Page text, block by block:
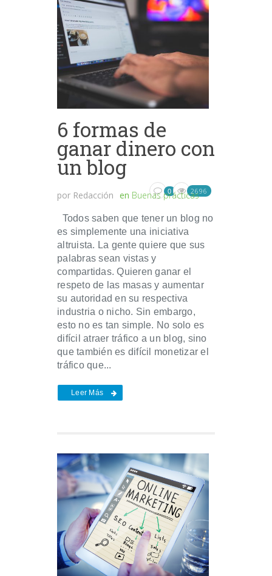
6 formas de
ganar dinero con
un blog
por Redacción en Buenas prácticas
0 2696
Todos saben que tener un blog no
es simplemente una iniciativa
altruista. La gente quiere que sus
palabras sean vistas y
compartidas. Quieren ganar el
respeto de las masas y aumentar
su autoridad en su respectiva
industria o nicho. Sin embargo,
esto no es tan simple. No solo es
difícil atraer tráfico a un blog, sino
que también es difícil monetizar el
tráfico que...
Leer Más